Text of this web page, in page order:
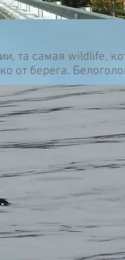
та самая wildlife,
от берега.